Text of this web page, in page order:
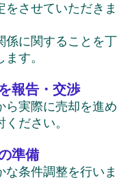
をさせていただきま
係に関することを丁
す。
報告・交渉
ら実際に売却を進め
ださい。
準備
な条件調整を行いま